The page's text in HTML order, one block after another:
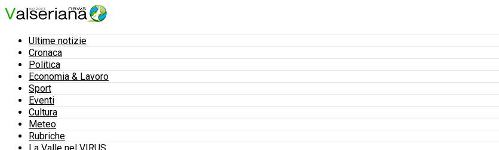
Ultime notizie
Cronaca
Politica
Economia & Lavoro
Sport
Eventi
Cultura
Meteo
Rubriche